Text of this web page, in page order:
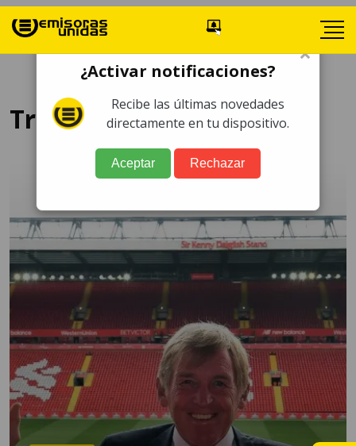
Tratamiento
×
¿Activar notificaciones?
Recibe las últimas novedades
directamente en tu dispositivo.
Aceptar Rechazar